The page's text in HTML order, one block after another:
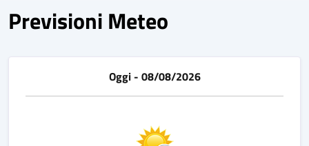
Previsioni Meteo
Oggi - 08/08/2026